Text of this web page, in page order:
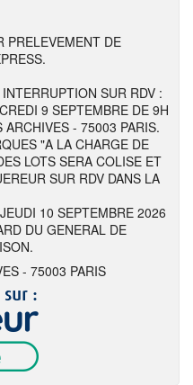
PRELEVEMENT DE
SUR RDV :
9 SEPTEMBRE DE 9H
- 75003 PARIS.
"A LA CHARGE DE
LOTS SERA COLISE ET
SUR RDV DANS LA
10 SEPTEMBRE 2026
DU GENERAL DE
- 75003 PARIS